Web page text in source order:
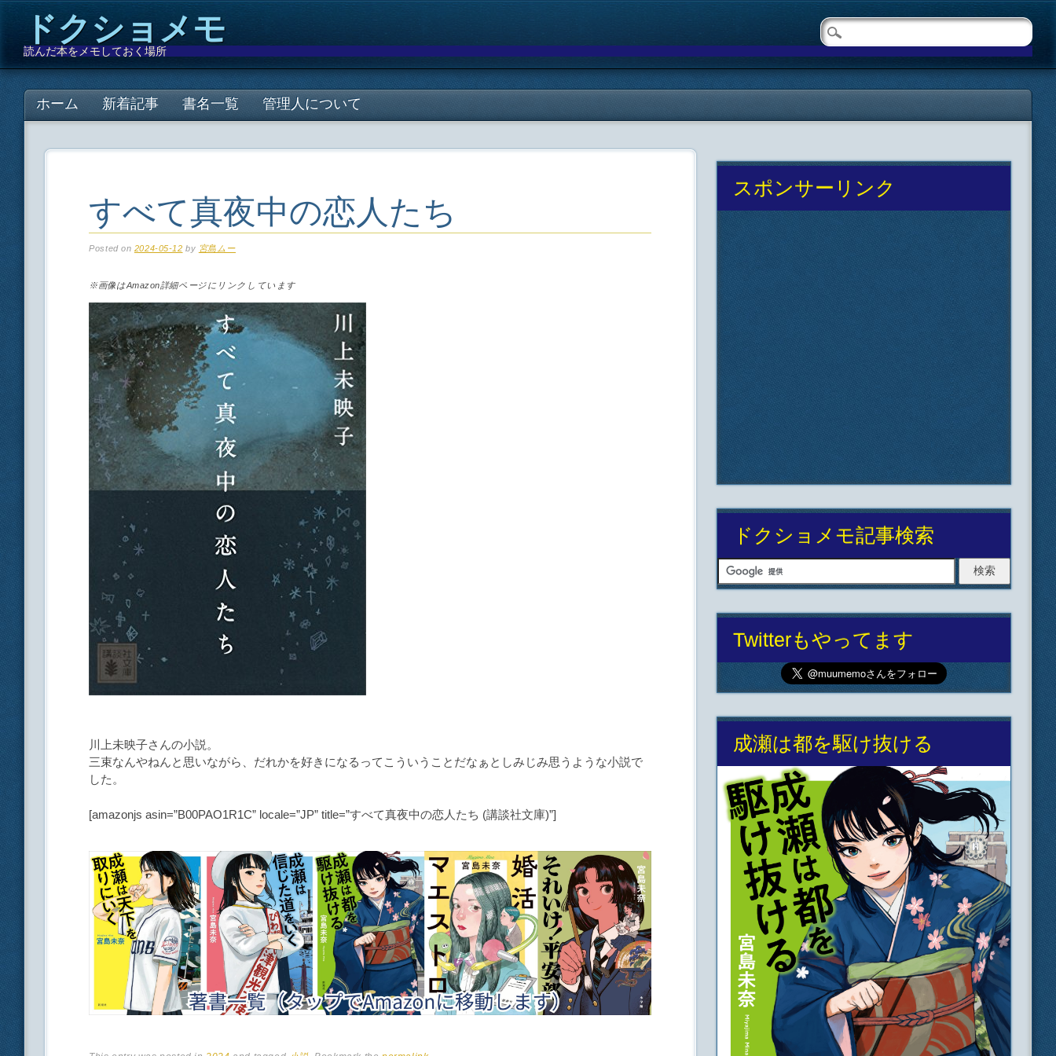
ドクショメモ
読んだ本をメモしておく場所
Main menu
Skip
to
ホーム 新着記事 書名一覧 管理人について
すべて真夜中の恋人たち
Posted on 2024-05-12 by 宮島ムー
※画像はAmazon詳細ページにリンクしています
川上未映子さんの小説。
三束なんやねんと思いながら、だれかを好きになるってこういうことだなぁとしみじみ思うような小説で
した。
[amazonjs asin=”B00PAO1R1C” locale=”JP” title=”すべて真夜中の恋人たち (講談社文庫)”]
スポンサーリンク
ドクショメモ記事検索
Twitterもやってます
成瀬は都を駆け抜ける